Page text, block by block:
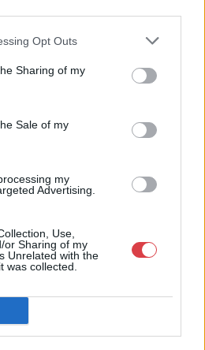
Opt Outs
Sharing of my
Sale of my
my
Advertising.
Use,
or Sharing of my
Unrelated with the
was collected.
festmények és műtárgyak,
és ezüst tárgyak, ékszerek,
és aukcionálása. Hagyatékok és
értékbecslés. Árveréseinkre